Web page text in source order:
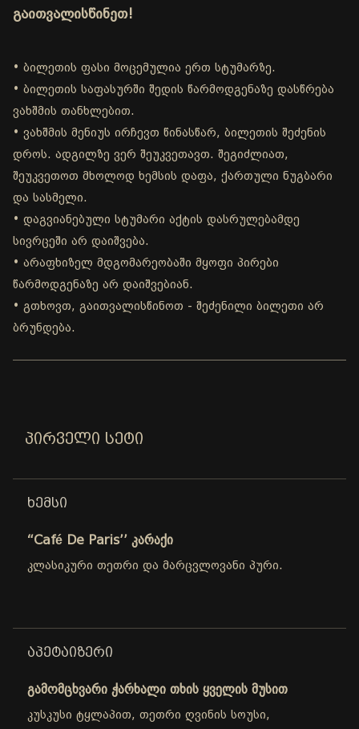
გაითვალისწინეთ!
• ბილეთის ფასი მოცემულია ერთ სტუმარზე.
• ბილეთის საფასურში შედის წარმოდგენაზე დასწრება
ვახშმის თანხლებით.
• ვახშმის მენიუს ირჩევთ წინასწარ, ბილეთის შეძენის
დროს. ადგილზე ვერ შეუკვეთავთ. შეგიძლიათ,
შეუკვეთოთ მხოლოდ ხემსის დაფა, ქართული ნუგბარი
და სასმელი.
• დაგვიანებული სტუმარი აქტის დასრულებამდე
სივრცეში არ დაიშვება.
• არაფხიზელ მდგომარეობაში მყოფი პირები
წარმოდგენაზე არ დაიშვებიან.
• გთხოვთ, გაითვალისწინოთ - შეძენილი ბილეთი არ
ბრუნდება.
ᲞᲘᲠᲕᲔᲚᲘ ᲡᲔᲢᲘ
ᲮᲔᲛᲡᲘ
“Café De Paris’’ კარაქი
კლასიკური თეთრი და მარცვლოვანი პური.
ᲐᲞᲔᲢᲐᲘᲖᲔᲠᲘ
გამომცხვარი ჭარხალი თხის ყველის მუსით
კუსკუსი ტყლაპით, თეთრი ღვინის სოუსი,